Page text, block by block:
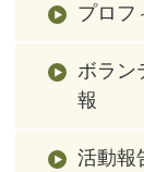
プロフ
ボラン
報
活動報